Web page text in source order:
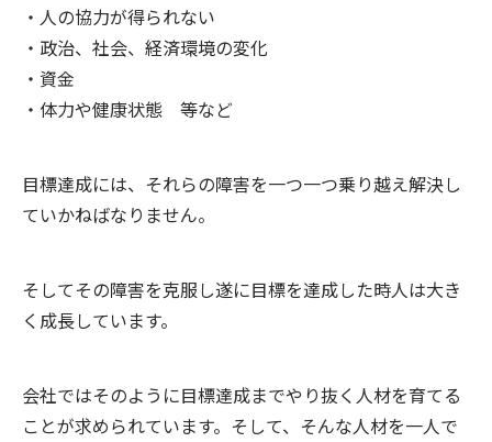
・人の協力が得られない
・政治、社会、経済環境の変化
・資金
・体力や健康状態 等など
目標達成には、それらの障害を一つ一つ乗り越え解決し
ていかねばなりません。
そしてその障害を克服し遂に目標を達成した時人は大き
く成長しています。
会社ではそのように目標達成までやり抜く人材を育てる
ことが求められています。そして、そんな人材を一人で